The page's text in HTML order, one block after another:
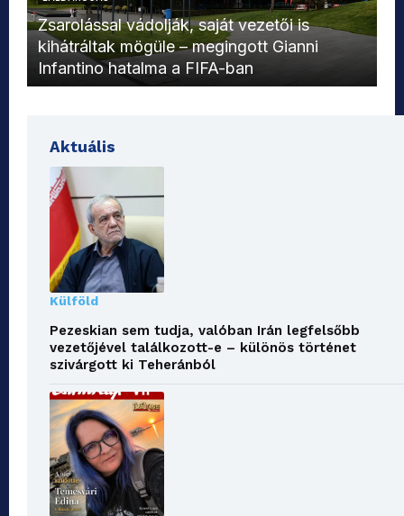
Zsarolással vádolják, saját vezetői is
kihátráltak mögüle – megingott Gianni
Infantino hatalma a FIFA-ban
Aktuális
Külföld
Pezeskian sem tudja, valóban Irán legfelsőbb
vezetőjével találkozott-e – különös történet
szivárgott ki Teheránból